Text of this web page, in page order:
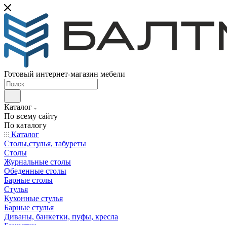
Готовый интернет-магазин мебели
Каталог
По всему сайту
По каталогу
Каталог
Столы,стулья, табуреты
Столы
Журнальные столы
Обеденные столы
Барные столы
Стулья
Кухонные стулья
Барные стулья
Диваны, банкетки, пуфы, кресла